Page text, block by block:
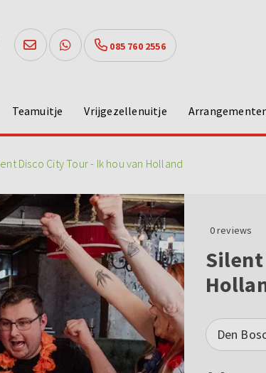
085 760 2556
Teamuitje Vrijgezellenuitje
Disco City Tour - Ik hou van Holland
0reviews
Silent
Den